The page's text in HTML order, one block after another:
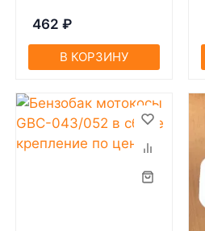
462 ₽
В КОРЗИНУ